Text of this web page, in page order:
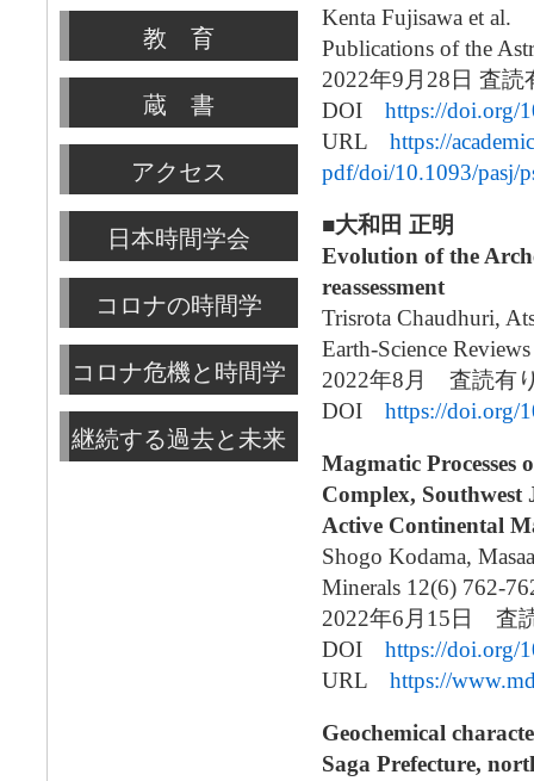
教 育
蔵 書
アクセス
日本時間学会
コロナの時間学
コロナ危機と時間学
継続する過去と未来
Kenta Fujisawa et al.
Publications of the
2022年9月28日 査
DOI https://doi.org/
URL https://
pdf/doi/10.1093/pasj/
■大和田 正明
Evolution of the
reassessment
Trisrota Chaudhuri,
Earth-Science
2022年8月 査読有
DOI https://doi.org/
Magmatic Processes
Complex,
Active Continental
Shogo Kodama,
Minerals 12(6) 762-
2022年6月15日 査
DOI https://doi.org/
URL https://
Geochemical
Saga Prefecture,